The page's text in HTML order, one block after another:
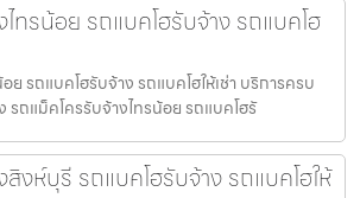
ทรน้อย รถแบคโฮรับจ้าง รถแบคโฮ
ย รถแบคโฮรับจ้าง รถแบคโฮให้เช่า บริการครบ
รถแม็คโครรับจ้างไทรน้อย รถแบคโฮรั
งห์บุรี รถแบคโฮรับจ้าง รถแบคโฮให้